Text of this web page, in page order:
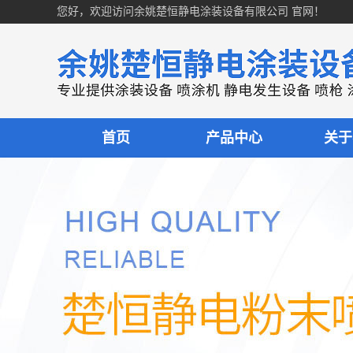
您好，欢迎访问余姚楚恒静电涂装设备有限公司 官网！
首页 产品中心 关